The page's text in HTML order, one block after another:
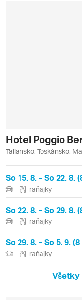
Hotel Poggio
Taliansko, Toskánsko,
So 15. 8. – So 22. 8.
raňajky
So 22. 8. – So 29. 8.
raňajky
So 29. 8. – So 5. 9.
raňajky
Všetky